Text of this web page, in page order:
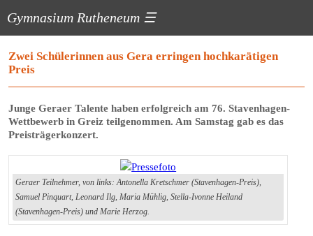
Gymnasium Rutheneum ☰
Zwei Schülerinnen aus Gera erringen hochkarätigen
Preis
Junge Geraer Talente haben erfolgreich am 76. Stavenhagen-
Wettbewerb in Greiz teilgenommen. Am Samstag gab es das
Preisträgerkonzert.
Geraer Teilnehmer, von links: Antonella Kretschmer (Stavenhagen-Preis),
Samuel Pinquart, Leonard Ilg, Maria Mühlig, Stella-Ivonne Heiland
(Stavenhagen-Preis) und Marie Herzog.